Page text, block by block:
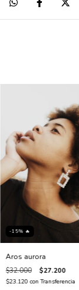
-15% 🔥
Aros aurora
$32.000 $27.200
$23.120con Transferencia